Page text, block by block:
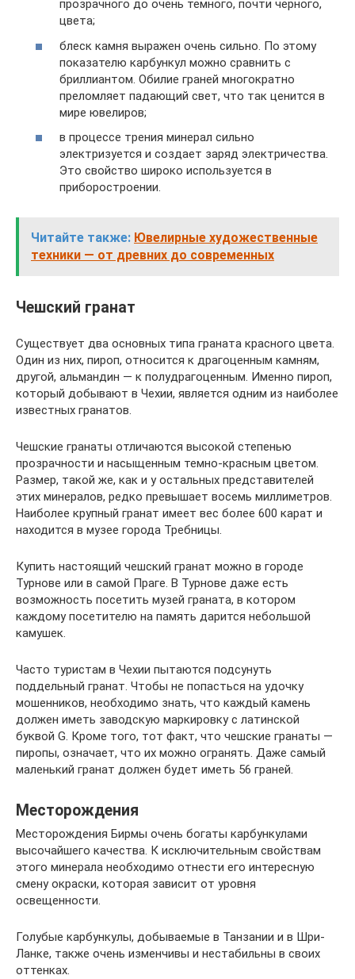
прозрачного до очень темного, почти черного,
цвета;
блеск камня выражен очень сильно. По этому
показателю карбункул можно сравнить с
бриллиантом. Обилие граней многократно
преломляет падающий свет, что так ценится в
мире ювелиров;
в процессе трения минерал сильно
электризуется и создает заряд электричества.
Это свойство широко используется в
приборостроении.
Читайте также: Ювелирные художественные
техники — от древних до современных
Чешский гранат
Существует два основных типа граната красного цвета.
Один из них, пироп, относится к драгоценным камням,
другой, альмандин — к полудрагоценным. Именно пироп,
который добывают в Чехии, является одним из наиболее
известных гранатов.
Чешские гранаты отличаются высокой степенью
прозрачности и насыщенным темно-красным цветом.
Размер, такой же, как и у остальных представителей
этих минералов, редко превышает восемь миллиметров.
Наиболее крупный гранат имеет вес более 600 карат и
находится в музее города Требницы.
Купить настоящий чешский гранат можно в городе
Турнове или в самой Праге. В Турнове даже есть
возможность посетить музей граната, в котором
каждому посетителю на память дарится небольшой
камушек.
Часто туристам в Чехии пытаются подсунуть
поддельный гранат. Чтобы не попасться на удочку
мошенников, необходимо знать, что каждый камень
должен иметь заводскую маркировку с латинской
буквой G. Кроме того, тот факт, что чешские гранаты —
пиропы, означает, что их можно огранять. Даже самый
маленький гранат должен будет иметь 56 граней.
Месторождения
Месторождения Бирмы очень богаты карбункулами
высочайшего качества. К исключительным свойствам
этого минерала необходимо отнести его интересную
смену окраски, которая зависит от уровня
освещенности.
Голубые карбункулы, добываемые в Танзании и в Шри-
Ланке, также очень изменчивы и нестабильны в своих
оттенках.